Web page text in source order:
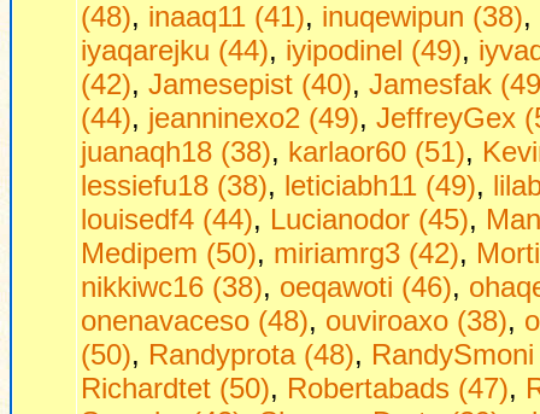
(48), inaaq11 (41), inuqewipun (38),
iyaqarejku (44), iyipodinel (49),
(42), Jamesepist (40), Jamesfak
(44), jeanninexo2 (49), JeffreyGex
juanaqh18 (38), karlaor60 (51),
lessiefu18 (38), leticiabh11 (49),
louisedf4 (44), Lucianodor (45),
Medipem (50), miriamrg3 (42),
nikkiwc16 (38), oeqawoti (46),
onenavaceso (48), ouviroaxo (38),
(50), Randyprota (48),
Richardtet (50), Robertabads (47),